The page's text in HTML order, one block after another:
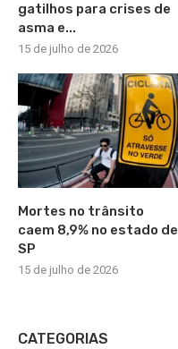
gatilhos para crises de
asma e...
15 de julho de 2026
Mortes no trânsito
caem 8,9% no estado de
SP
15 de julho de 2026
CATEGORIAS